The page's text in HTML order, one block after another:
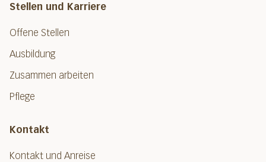
Stellen und Karriere
Offene Stellen
Ausbildung
Zusammen arbeiten
Pflege
Kontakt
Kontakt und Anreise